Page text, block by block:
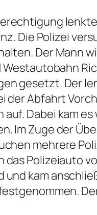
lenkte
Die Polizei
Der Mann
Westautobahn
gesetzt. Der
der Abfahrt
Dabei kam
Im Zuge der
mehrere
das Polizeiauto
kam